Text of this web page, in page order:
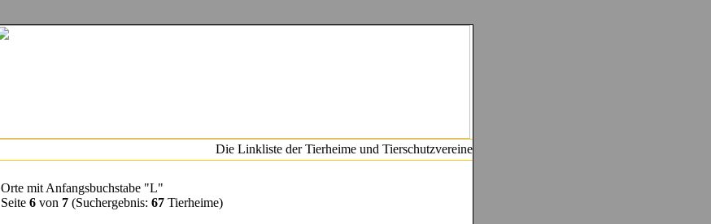
Die Linkliste der Tierheime und Tierschutzvereine
Orte mit Anfangsbuchstabe "L"
Seite 6 von 7 (Suchergebnis: 67 Tierheime)